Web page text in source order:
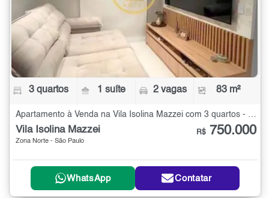
3 quartos 1 suíte 2 vagas 83 m²
Apartamento à Venda na Vila Isolina Mazzei com 3 quartos - 83 m²
Vila Isolina Mazzei
Zona Norte - São Paulo
R$ 750.000
WhatsApp Contatar